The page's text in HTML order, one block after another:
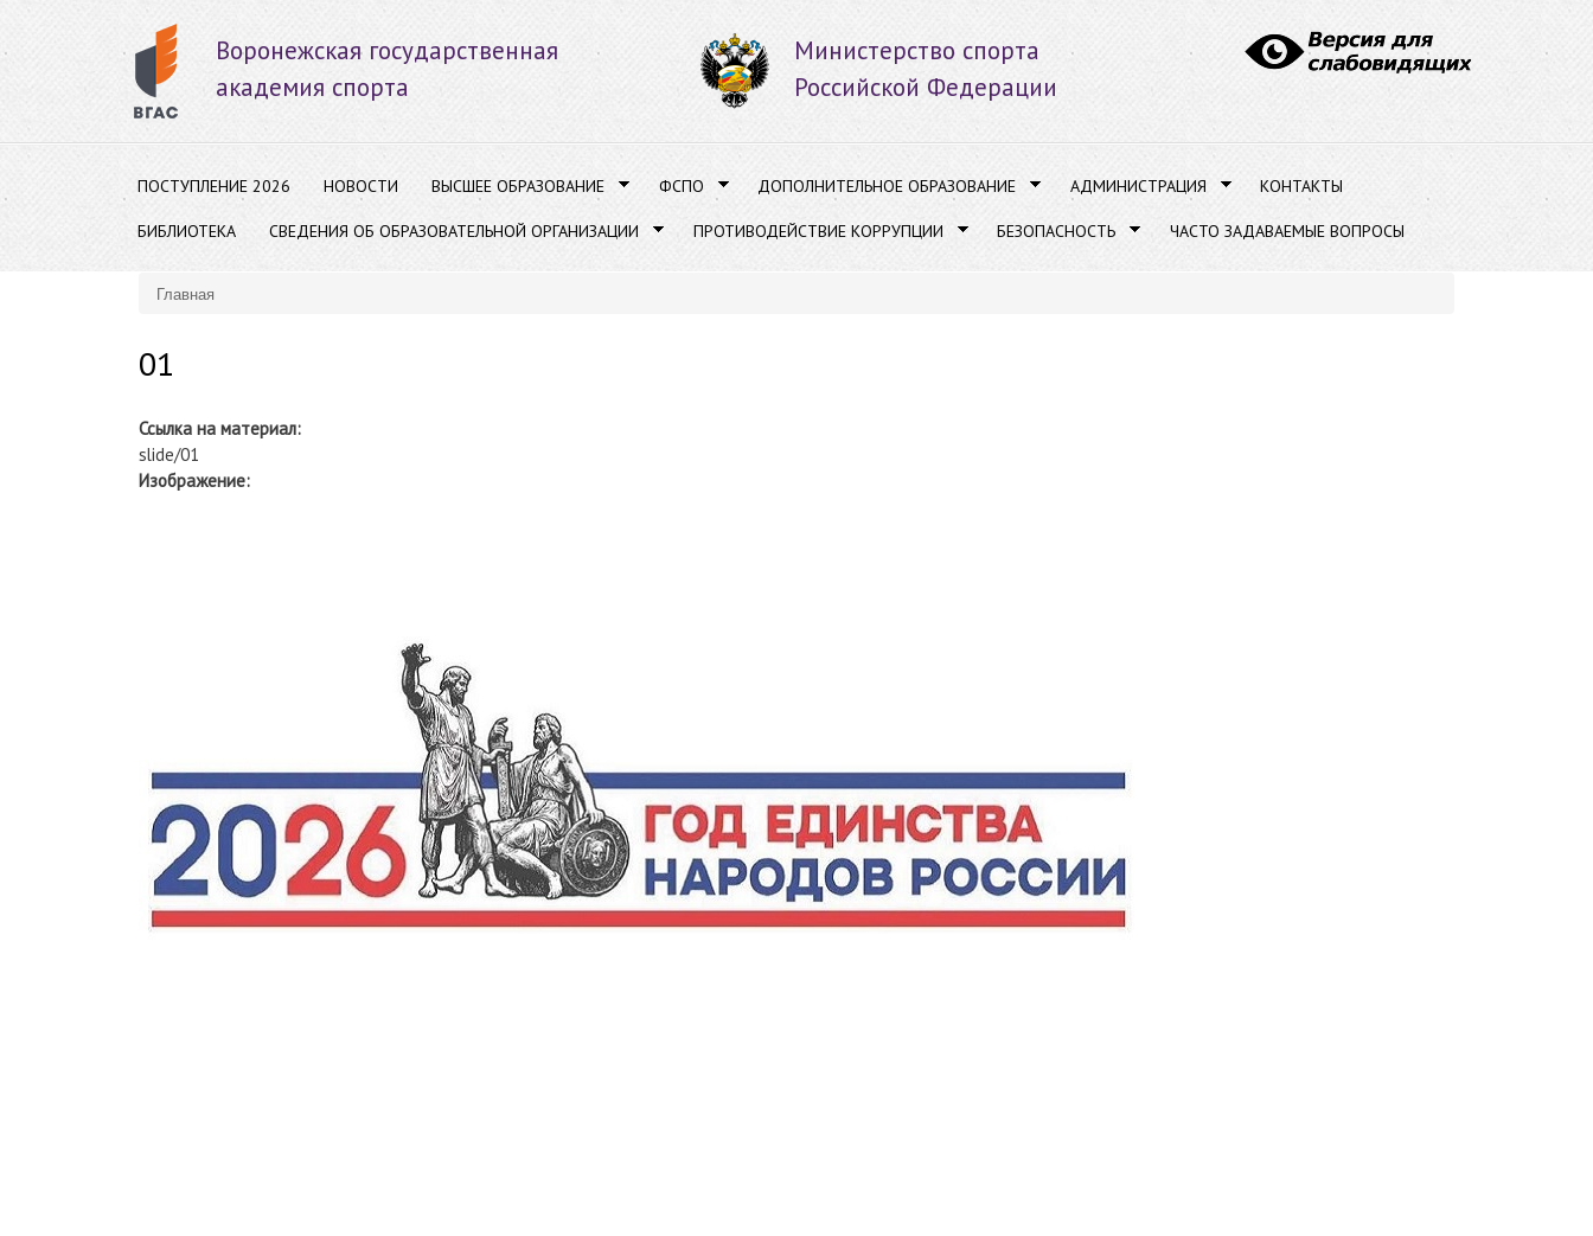
основному
содержанию
Воронежская государственная
академия спорта
Министерство спорта
Российской Федерации
ПОСТУПЛЕНИЕ 2026 НОВОСТИ ВЫСШЕЕ ОБРАЗОВАНИЕ ФСПО ДОПОЛНИТЕЛЬНОЕ ОБРАЗОВАНИЕ АДМИНИСТРАЦИЯ КОНТАКТЫ
БИБЛИОТЕКА СВЕДЕНИЯ ОБ ОБРАЗОВАТЕЛЬНОЙ ОРГАНИЗАЦИИ ПРОТИВОДЕЙСТВИЕ КОРРУПЦИИ БЕЗОПАСНОСТЬ ЧАСТО ЗАДАВАЕМЫЕ ВОПРОСЫ
Вы здесь
Главная
01
Ссылка на материал:
slide/01
Изображение: